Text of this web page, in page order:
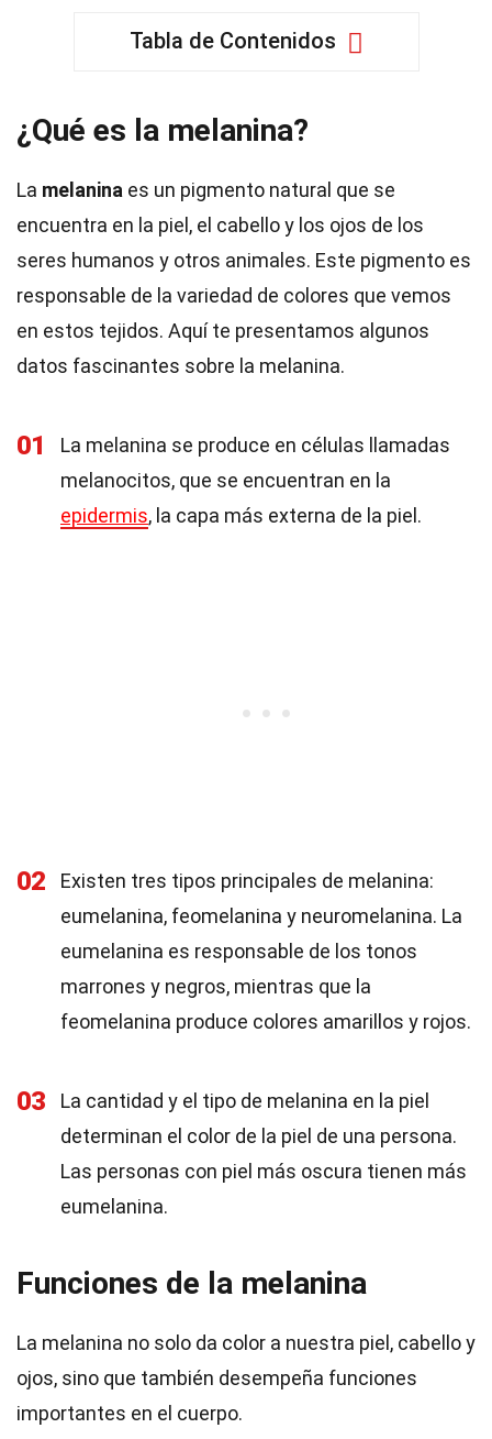
Tabla de Contenidos
¿Qué es la melanina?
La melanina es un pigmento natural que se
encuentra en la piel, el cabello y los ojos de los
seres humanos y otros animales. Este pigmento es
responsable de la variedad de colores que vemos
en estos tejidos. Aquí te presentamos algunos
datos fascinantes sobre la melanina.
01
La melanina se produce en células llamadas
melanocitos, que se encuentran en la
epidermis, la capa más externa de la piel.
02
Existen tres tipos principales de melanina:
eumelanina, feomelanina y neuromelanina. La
eumelanina es responsable de los tonos
marrones y negros, mientras que la
feomelanina produce colores amarillos y rojos.
03
La cantidad y el tipo de melanina en la piel
determinan el color de la piel de una persona.
Las personas con piel más oscura tienen más
eumelanina.
Funciones de la melanina
La melanina no solo da color a nuestra piel, cabello y
ojos, sino que también desempeña funciones
importantes en el cuerpo.